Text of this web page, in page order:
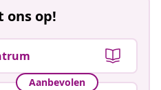
ons op!
Aanbevolen